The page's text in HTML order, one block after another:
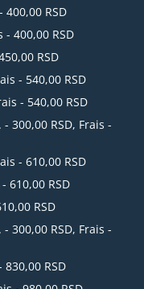
400,00 RSD
- 400,00 RSD
RSD
- 540,00 RSD
- 540,00 RSD
300,00 RSD, Frais -
- 610,00 RSD
610,00 RSD
RSD
300,00 RSD, Frais -
830,00 RSD